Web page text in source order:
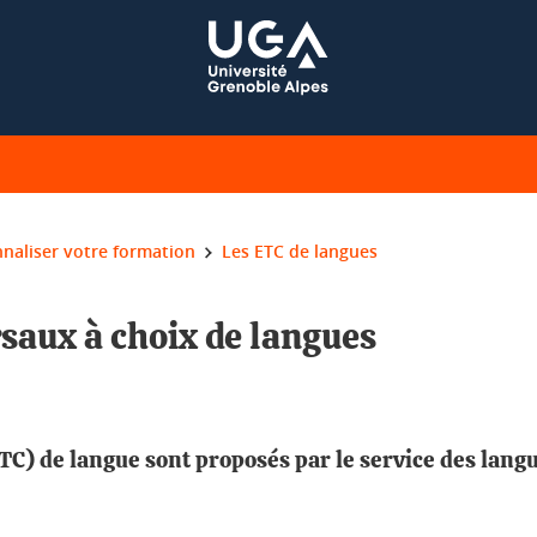
votre formation Les ETC de langues
à choix de langues
de langue sont proposés par le service des